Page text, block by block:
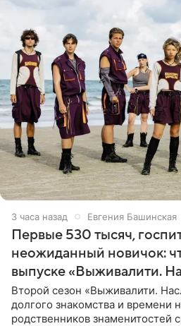
3 часа назад Евгения Башинская
Первые 530 тысяч,
неожиданный новичок:
выпуске «Выживалити.
Второй сезон «Выживалити.
долгого знакомства и времени
родственников знаменитостей